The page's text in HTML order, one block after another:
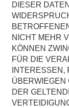
DIESER
NICHT MEHR
KÖNNEN
FÜR DIE
INTERESSEN,
ÜBERWIEGEN
DER